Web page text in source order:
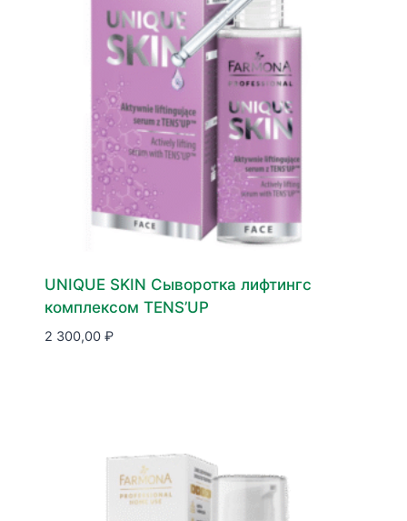
UNIQUE SKIN Сыворотка лифтингс
комплексом TENS’UP
2 300,00 ₽